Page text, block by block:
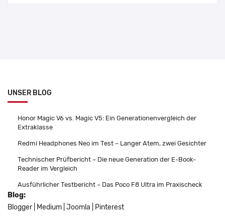
UNSER BLOG
Honor Magic V6 vs. Magic V5: Ein Generationenvergleich der
Extraklasse
Redmi Headphones Neo im Test – Langer Atem, zwei Gesichter
Technischer Prüfbericht – Die neue Generation der E-Book-
Reader im Vergleich
Ausführlicher Testbericht – Das Poco F8 Ultra im Praxischeck
Blog:
Blogger
Medium Joomla Pinterest